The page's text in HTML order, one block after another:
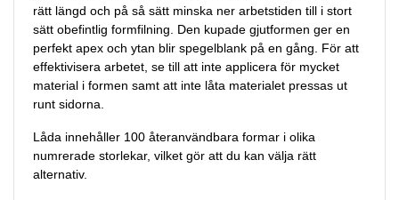
rätt längd och på så sätt minska ner arbetstiden till i stort
sätt obefintlig formfilning. Den kupade gjutformen ger en
perfekt apex och ytan blir spegelblank på en gång. För att
effektivisera arbetet, se till att inte applicera för mycket
material i formen samt att inte låta materialet pressas ut
runt sidorna.
Låda innehåller 100 återanvändbara formar i olika
numrerade storlekar, vilket gör att du kan välja rätt
alternativ.